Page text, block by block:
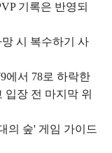
기록은 반영되
시 복수하기 사
에서 78로 하락한
장 전 마지막 위
의 숲' 게임 가이드